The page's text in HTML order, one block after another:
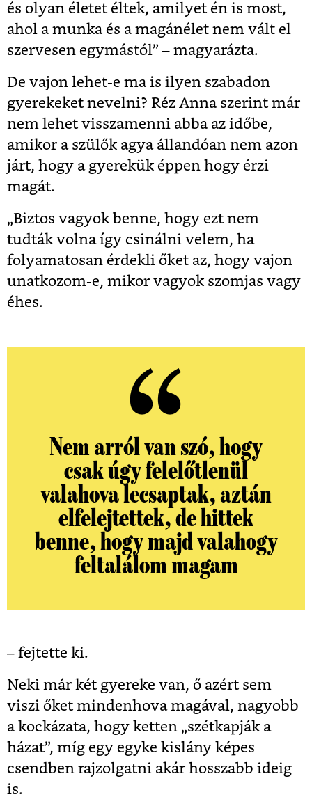
és olyan életet éltek, amilyet én is most,
ahol a munka és a magánélet nem vált el
szervesen egymástól” – magyarázta.
De vajon lehet-e ma is ilyen szabadon
gyerekeket nevelni? Réz Anna szerint már
nem lehet visszamenni abba az időbe,
amikor a szülők agya állandóan nem azon
járt, hogy a gyerekük éppen hogy érzi
magát.
„Biztos vagyok benne, hogy ezt nem
tudták volna így csinálni velem, ha
folyamatosan érdekli őket az, hogy vajon
unatkozom-e, mikor vagyok szomjas vagy
éhes.
Nem arról van szó, hogy
csak úgy felelőtlenül
valahova lecsaptak, aztán
elfelejtettek, de hittek
benne, hogy majd valahogy
feltalálom magam
– fejtette ki.
Neki már két gyereke van, ő azért sem
viszi őket mindenhova magával, nagyobb
a kockázata, hogy ketten „szétkapják a
házat”, míg egy egyke kislány képes
csendben rajzolgatni akár hosszabb ideig
is.